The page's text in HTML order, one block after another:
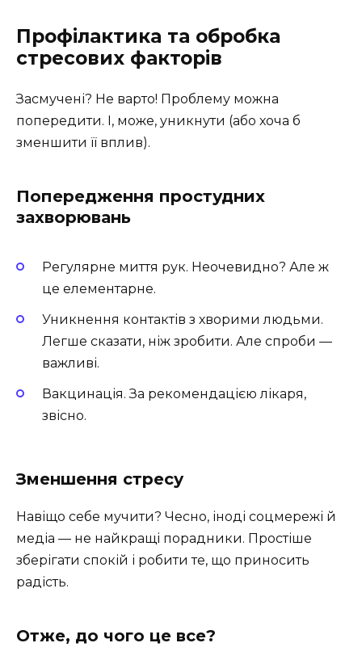
Профілактика та обробка
стресових факторів
Засмучені? Не варто! Проблему можна
попередити. І, може, уникнути (або хоча б
зменшити її вплив).
Попередження простудних
захворювань
Регулярне миття рук. Неочевидно? Але ж
це елементарне.
Уникнення контактів з хворими людьми.
Легше сказати, ніж зробити. Але спроби —
важливі.
Вакцинація. За рекомендацією лікаря,
звісно.
Зменшення стресу
Навіщо себе мучити? Чесно, іноді соцмережі й
медіа — не найкращі порадники. Простіше
зберігати спокій і робити те, що приносить
радість.
Отже, до чого це все?